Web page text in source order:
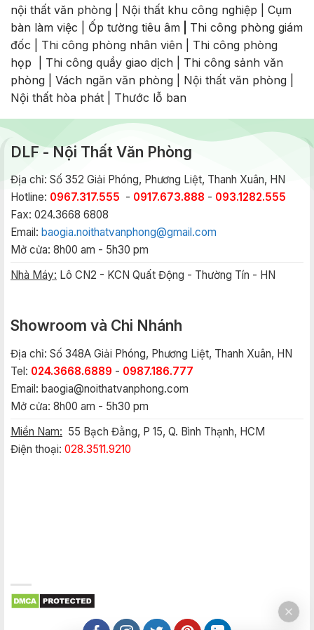
nội thất văn phòng
Nội thất khu công nghiệp
Cụm
bàn làm việc
Ốp tường tiêu âm
Thi công phòng giám
đốc
Thi công phòng nhân viên
Thi công phòng
họp
Thi công quầy giao dịch
Thi công sảnh văn
phòng
Vách ngăn văn phòng Nội thất văn phòng
Nội thất hòa phát
Thước lỗ ban
DLF - Nội Thất Văn Phòng
Địa chỉ: Số 352 Giải Phóng, Phương Liệt, Thanh Xuân, HN
Hotline: 0967.317.555 - 0917.673.888 - 093.1282.555
Fax: 024.3668 6808
Email: baogia.noithatvanphong@gmail.com
Mở cửa: 8h00 am - 5h30 pm
Nhà Máy: Lô CN2 - KCN Quất Động - Thường Tín - HN
Showroom và Chi Nhánh
Địa chỉ: Số 348A Giải Phóng, Phương Liệt, Thanh Xuân, HN
Tel: 024.3668.6889 - 0987.186.777
Email: baogia@noithatvanphong.com
Mở cửa: 8h00 am - 5h30 pm
Miền Nam: 55 Bạch Đằng, P 15, Q. Bình Thạnh, HCM
Điện thoại: 028.3511.9210